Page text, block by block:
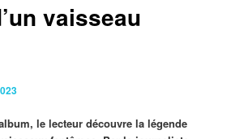
vaisseau
le lecteur découvre la légende